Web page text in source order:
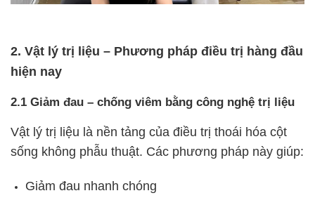
2. Vật lý trị liệu – Phương pháp điều trị hàng đầu
hiện nay
2.1 Giảm đau – chống viêm bằng công nghệ trị liệu
Vật lý trị liệu là nền tảng của điều trị thoái hóa cột
sống không phẫu thuật. Các phương pháp này giúp:
Giảm đau nhanh chóng